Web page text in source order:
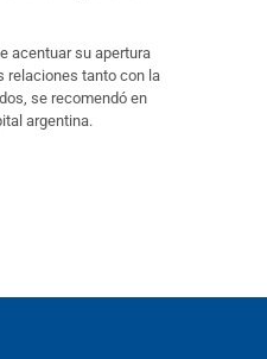
acentuar su apertura
relaciones tanto con la
se recomendó en
argentina.